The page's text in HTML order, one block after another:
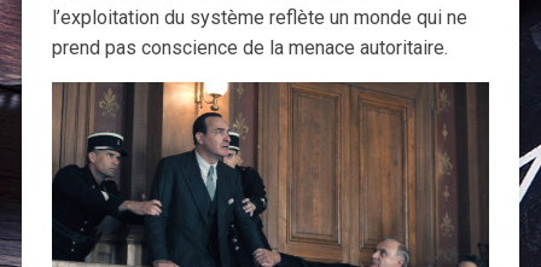
l’exploitation du système reflète un monde qui ne
prend pas conscience de la menace autoritaire.